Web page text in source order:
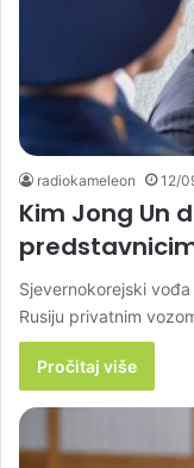
radiokameleon 12/
Kim Jong Un
Sjevernokorejski
Rusiju privatnim
Pročitaj više